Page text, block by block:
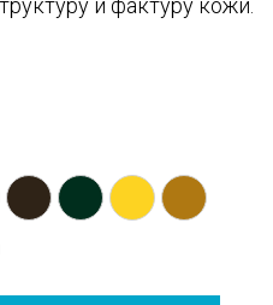
и фактуру кожи.